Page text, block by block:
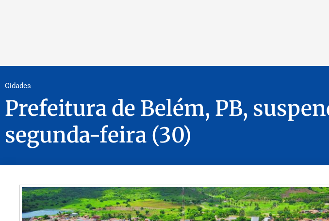
Cidades
Prefeitura de Belém, PB,
segunda-feira (30)